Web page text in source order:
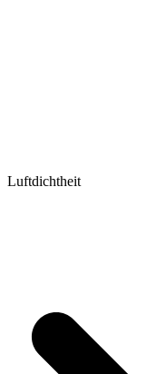
Luftdichtheit